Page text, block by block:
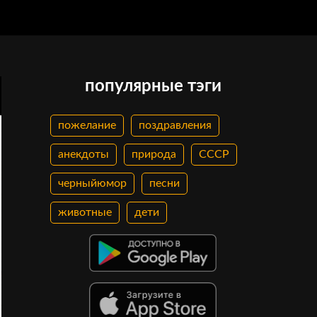
популярные тэги
пожелание поздравления
анекдоты природа СССР
черныйюмор песни
животные дети